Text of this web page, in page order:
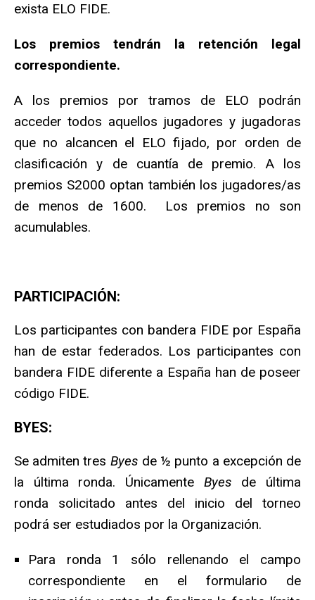
exista ELO FIDE.
Los premios tendrán la retención legal
correspondiente.
A los premios por tramos de ELO podrán
acceder todos aquellos jugadores y jugadoras
que no alcancen el ELO fijado, por orden de
clasificación y de cuantía de premio. A los
premios S2000 optan también los jugadores/as
de menos de 1600. Los premios no son
acumulables.
PARTICIPACIÓN:
Los participantes con bandera FIDE por España
han de estar federados. Los participantes con
bandera FIDE diferente a España han de poseer
código FIDE.
BYES:
Se admiten tres Byes de ½ punto a excepción de
la última ronda. Únicamente Byes de última
ronda solicitado antes del inicio del torneo
podrá ser estudiados por la Organización.
Para ronda 1 sólo rellenando el campo
correspondiente en el formulario de